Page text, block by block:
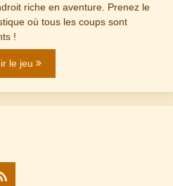
riche en aventure. Prenez le
où tous les coups sont
!
le jeu